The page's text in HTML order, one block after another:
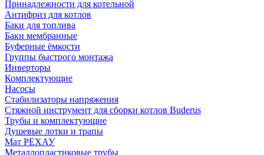
Принадлежности для котельной
Антифриз для котлов
Баки для топлива
Баки мембранные
Буферные ёмкости
Группы быстрого монтажа
Инверторы
Комплектующие
Насосы
Стабилизаторы напряжения
Стяжной инструмент для сборки котлов Buderus
Трубы и комплектующие
Душевые лотки и трапы
Мат РЕХАУ
Металлопластиковые трубы